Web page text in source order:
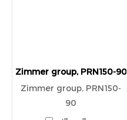
Zimmer group, PRN150-90
Zimmer group, PRN150-
90